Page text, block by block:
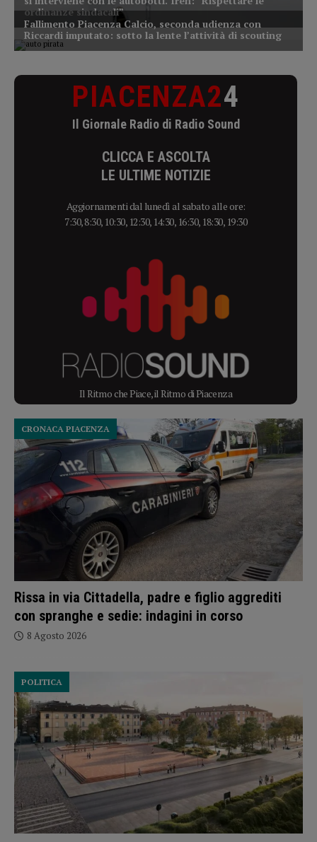
PIACENZA24
Il Giornale Radio di Radio Sound
CLICCA E ASCOLTA
LE ULTIME NOTIZIE
Aggiornamenti dal lunedì al sabato alle ore:
7:30, 8:30, 10:30, 12:30, 14:30, 16:30, 18:30, 19:30
Il Ritmo che Piace, il Ritmo di Piacenza
Rissa in via Cittadella, padre e figlio aggrediti
con spranghe e sedie: indagini in corso
CRONACA PIACENZA
8 Agosto 2026
POLITICA